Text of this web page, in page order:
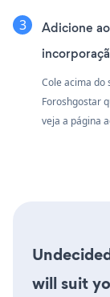
Adicione
Cole acima do
Foroshgostar
veja a página
will suit